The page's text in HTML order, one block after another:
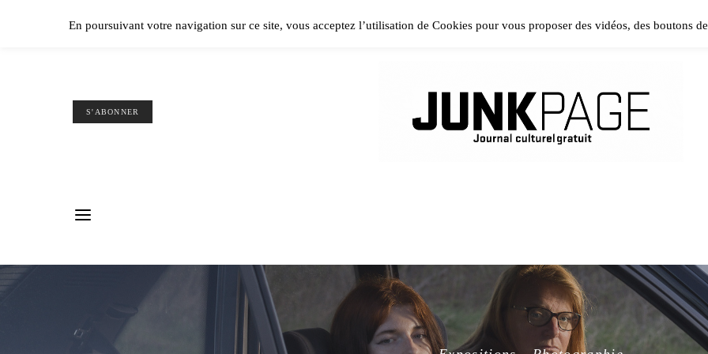
Please install and activate Powerkit plugin from Appearance →
S'ABONNER
En poursuivant votre navigation sur ce site, vous acceptez l’utilisation de Cookies pour vous proposer des vidéos, des boutons